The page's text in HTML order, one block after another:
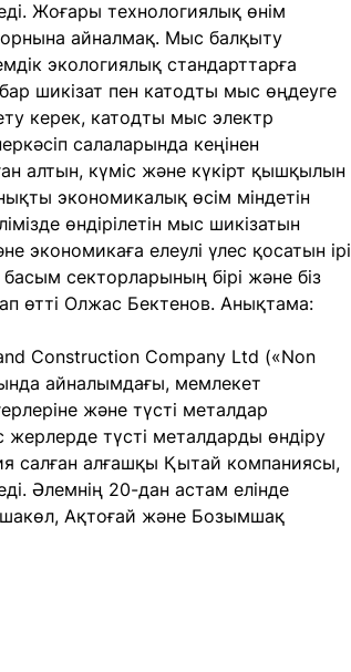
Жоғары технологиялық өнім
орнына айналмақ. Мыс балқыту
экологиялық стандарттарға
шикізат пен катодты мыс өңдеуге
керек, катодты мыс электр
салаларында кеңінен
алтын, күміс және күкірт қышқылын
экономикалық өсім міндетін
өндірілетін мыс шикізатын
экономикаға елеулі үлес қосатын ірі
секторларының бірі және біз
өтті Олжас Бектенов. Анықтама:
Construction Company Ltd («Non
айналымдағы, мемлекет
және түсті металдар
түсті металдарды өндіру
салған алғашқы Қытай компаниясы,
Әлемнің 20-дан астам елінде
Ақтоғай және Бозымшақ